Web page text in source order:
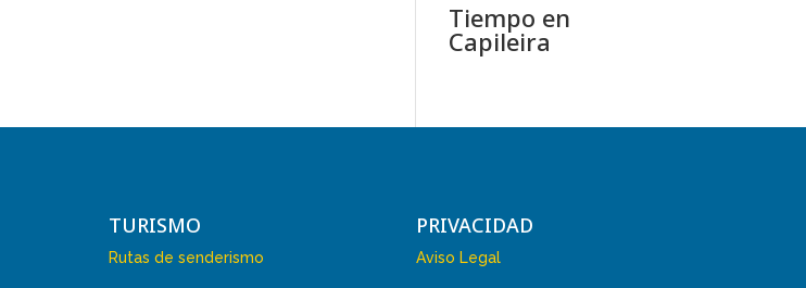
Tiempo en
Capileira
TURISMO
Rutas de senderismo
PRIVACIDAD
Aviso Legal